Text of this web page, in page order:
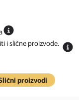
i slične proizvode.
proizvodi